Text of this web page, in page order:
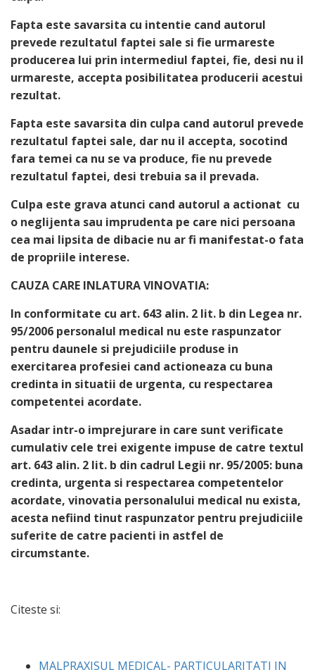
Fapta este savarsita cu intentie cand autorul
prevede rezultatul faptei sale si fie urmareste
producerea lui prin intermediul faptei, fie, desi nu il
urmareste, accepta posibilitatea producerii acestui
rezultat.
Fapta este savarsita din culpa cand autorul prevede
rezultatul faptei sale, dar nu il accepta, socotind
fara temei ca nu se va produce, fie nu prevede
rezultatul faptei, desi trebuia sa il prevada.
Culpa este grava atunci cand autorul a actionat cu
o neglijenta sau imprudenta pe care nici persoana
cea mai lipsita de dibacie nu ar fi manifestat-o fata
de propriile interese.
CAUZA CARE INLATURA VINOVATIA:
In conformitate cu art. 643 alin. 2 lit. b din Legea nr.
95/2006 personalul medical nu este raspunzator
pentru daunele si prejudiciile produse in
exercitarea profesiei cand actioneaza cu buna
credinta in situatii de urgenta, cu respectarea
competentei acordate.
Asadar intr-o imprejurare in care sunt verificate
cumulativ cele trei exigente impuse de catre textul
art. 643 alin. 2 lit. b din cadrul Legii nr. 95/2005: buna
credinta, urgenta si respectarea competentelor
acordate, vinovatia personalului medical nu exista,
acesta nefiind tinut raspunzator pentru prejudiciile
suferite de catre pacienti in astfel de
circumstante.
Citeste si:
MALPRAXISUL MEDICAL- PARTICULARITATI IN